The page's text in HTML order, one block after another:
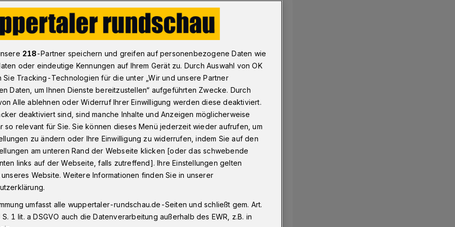
Bethesda_ Infos zu Endometriose und Behandlung
und zur
und behandeln“ heißt der Titel
(26. Juni 2025) ab 17 Uhr im
(Hainstraße 35). Dr. Michael
für Frauenheilkunde und
Symptome, Diagnose und
218-Partner speichern und greifen auf personenbezogene Daten wie
oder eindeutige Kennungen auf Ihrem Gerät zu. Durch Auswahl von OK
Sie Tracking-Technologien für die unter „Wir und unsere Partner
Daten, um Ihnen Dienste bereitzustellen“ aufgeführten Zwecke. Durch
Alle ablehnen oder Widerruf Ihrer Einwilligung werden diese deaktiviert.
deaktiviert sind, sind manche Inhalte und Anzeigen möglicherweise
so relevant für Sie. Sie können dieses Menü jederzeit wieder aufrufen, um
zu ändern oder Ihre Einwilligung zu widerrufen, indem Sie auf den
am unteren Rand der Webseite klicken [oder das schwebende
links auf der Webseite, falls zutreffend]. Ihre Einstellungen gelten
Website. Weitere Informationen finden Sie in unserer
umfasst alle wuppertaler-rundschau.de-Seiten und schließt gem. Art.
1 lit. a DSGVO auch die Datenverarbeitung außerhalb des EWR, z.B. in